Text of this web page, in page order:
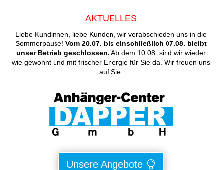
AKTUELLES
Liebe Kundinnen, liebe Kunden, wir verabschieden uns in die
Sommerpause! Vom 20.07. bis einschließlich 07.08. bleibt
unser Betrieb geschlossen. Ab dem 10.08. sind wir wieder
wie gewohnt und mit frischer Energie für Sie da. Wir freuen uns
auf Sie.
Unsere Angebote